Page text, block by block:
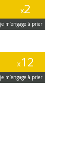
x2
je m’engage à prier
x12
je m’engage à prier